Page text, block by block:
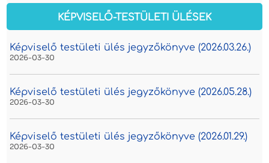
KÉPVISELŐ-TESTÜLETI ÜLÉSEK
Képviselő testületi ülés jegyzőkönyve (2026.03.26.)
2026-03-30
Képviselő testületi ülés jegyzőkönyve (2026.05.28.)
2026-03-30
Képviselő testületi ülés jegyzőkönyve (2026.01.29.)
2026-03-30